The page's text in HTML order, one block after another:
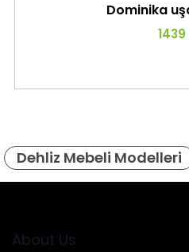
Dominika
Dehliz Mebeli Modelleri
About Us